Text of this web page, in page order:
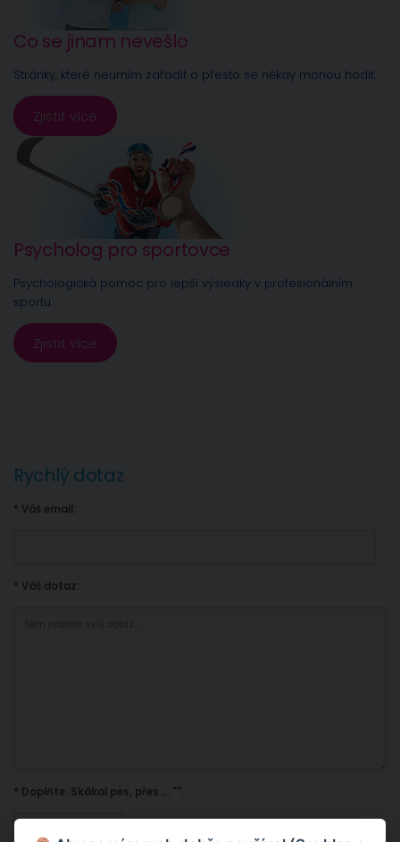
Co se jinam nevešlo
Stránky, které neumím zařadit a přesto se někdy mohou hodit.
Zjistit více
Psycholog pro sportovce
Psychologická pomoc pro lepší výsledky v profesionálním
sportu.
Zjistit více
Rychlý dotaz
* Váš email:
* Váš dotaz:
* Doplňte: Skákal pes, přes ... "".